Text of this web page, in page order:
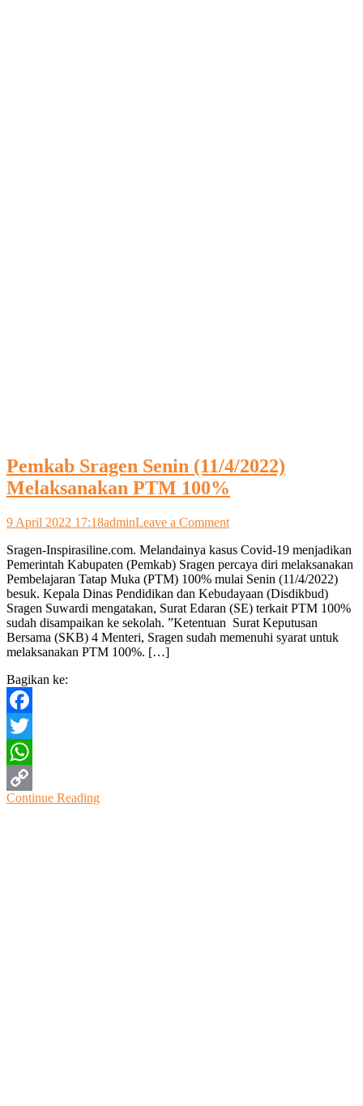
Pemkab Sragen Senin (11/4/2022)
Melaksanakan PTM 100%
9 April 2022 17:18adminLeave a Commenton
Sragen
Senin
(11/4/2022)
Melaksanakan
PTM
100%
Sragen-Inspirasiline.com. Melandainya kasus Covid-19 menjadikan
Pemerintah Kabupaten (Pemkab) Sragen percaya diri melaksanakan
Pembelajaran Tatap Muka (PTM) 100% mulai Senin (11/4/2022)
besuk. Kepala Dinas Pendidikan dan Kebudayaan (Disdikbud)
Sragen Suwardi mengatakan, Surat Edaran (SE) terkait PTM 100%
sudah disampaikan ke sekolah. ”Ketentuan Surat Keputusan
Bersama (SKB) 4 Menteri, Sragen sudah memenuhi syarat untuk
melaksanakan PTM 100%. […]
Bagikan ke:
Facebook
Twitter
WhatsApp
Copy
Continue Reading